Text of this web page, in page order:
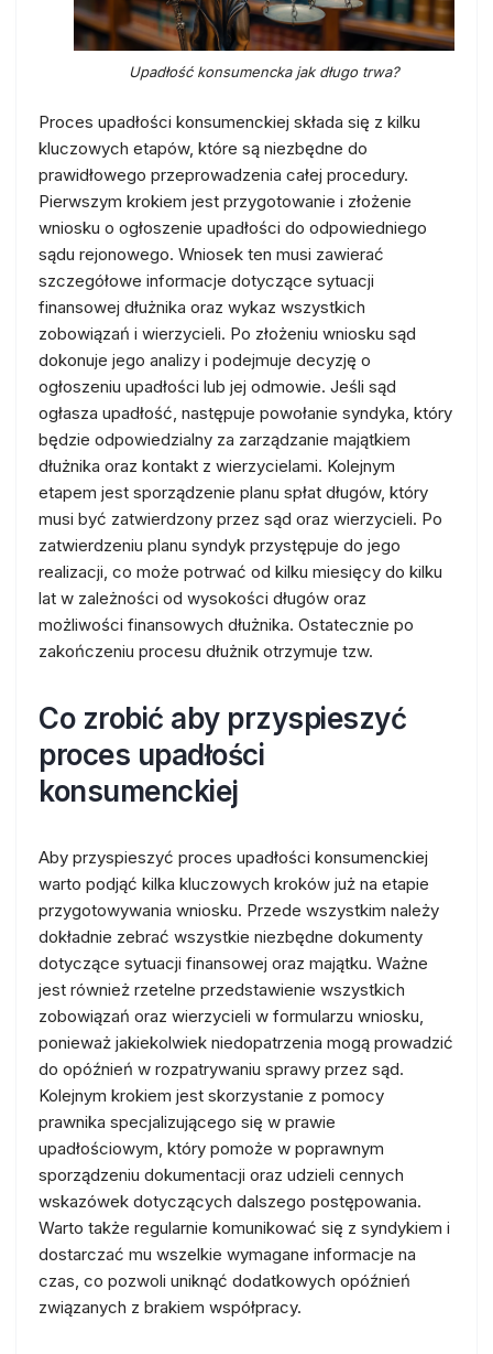
Upadłość konsumencka jak długo trwa?
Proces upadłości konsumenckiej składa się z kilku
kluczowych etapów, które są niezbędne do
prawidłowego przeprowadzenia całej procedury.
Pierwszym krokiem jest przygotowanie i złożenie
wniosku o ogłoszenie upadłości do odpowiedniego
sądu rejonowego. Wniosek ten musi zawierać
szczegółowe informacje dotyczące sytuacji
finansowej dłużnika oraz wykaz wszystkich
zobowiązań i wierzycieli. Po złożeniu wniosku sąd
dokonuje jego analizy i podejmuje decyzję o
ogłoszeniu upadłości lub jej odmowie. Jeśli sąd
ogłasza upadłość, następuje powołanie syndyka, który
będzie odpowiedzialny za zarządzanie majątkiem
dłużnika oraz kontakt z wierzycielami. Kolejnym
etapem jest sporządzenie planu spłat długów, który
musi być zatwierdzony przez sąd oraz wierzycieli. Po
zatwierdzeniu planu syndyk przystępuje do jego
realizacji, co może potrwać od kilku miesięcy do kilku
lat w zależności od wysokości długów oraz
możliwości finansowych dłużnika. Ostatecznie po
zakończeniu procesu dłużnik otrzymuje tzw.
Co zrobić aby przyspieszyć
proces upadłości
konsumenckiej
Aby przyspieszyć proces upadłości konsumenckiej
warto podjąć kilka kluczowych kroków już na etapie
przygotowywania wniosku. Przede wszystkim należy
dokładnie zebrać wszystkie niezbędne dokumenty
dotyczące sytuacji finansowej oraz majątku. Ważne
jest również rzetelne przedstawienie wszystkich
zobowiązań oraz wierzycieli w formularzu wniosku,
ponieważ jakiekolwiek niedopatrzenia mogą prowadzić
do opóźnień w rozpatrywaniu sprawy przez sąd.
Kolejnym krokiem jest skorzystanie z pomocy
prawnika specjalizującego się w prawie
upadłościowym, który pomoże w poprawnym
sporządzeniu dokumentacji oraz udzieli cennych
wskazówek dotyczących dalszego postępowania.
Warto także regularnie komunikować się z syndykiem i
dostarczać mu wszelkie wymagane informacje na
czas, co pozwoli uniknąć dodatkowych opóźnień
związanych z brakiem współpracy.